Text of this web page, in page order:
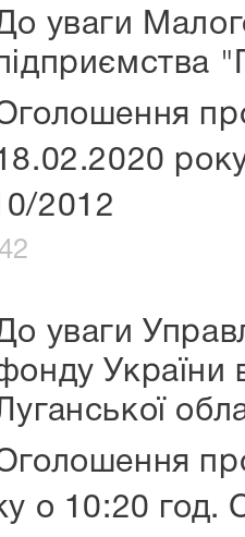
уваги
2012
уваги
України
о 10:20